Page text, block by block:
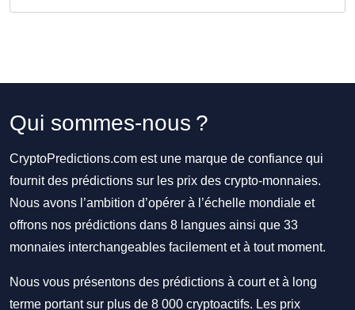
Qui sommes-nous ?
CryptoPredictions.com est une marque de confiance qui
fournit des prédictions sur les prix des crypto-monnaies.
Nous avons l’ambition d’opérer à l’échelle mondiale et
offrons nos prédictions dans 8 langues ainsi que 33
monnaies interchangeables facilement et à tout moment.
Nous vous présentons des prédictions à court et à long
terme portant sur plus de 8 000 cryptoactifs. Les prix